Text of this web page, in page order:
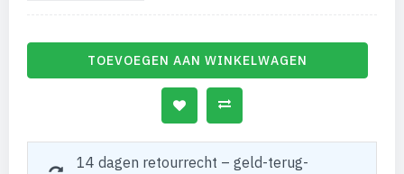
TOEVOEGEN AAN WINKELWAGEN
14 dagen retourrecht – geld-terug-